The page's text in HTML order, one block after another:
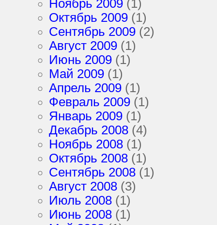
Ноябрь 2009 (1)
Октябрь 2009 (1)
Сентябрь 2009 (2)
Август 2009 (1)
Июнь 2009 (1)
Май 2009 (1)
Апрель 2009 (1)
Февраль 2009 (1)
Январь 2009 (1)
Декабрь 2008 (4)
Ноябрь 2008 (1)
Октябрь 2008 (1)
Сентябрь 2008 (1)
Август 2008 (3)
Июль 2008 (1)
Июнь 2008 (1)